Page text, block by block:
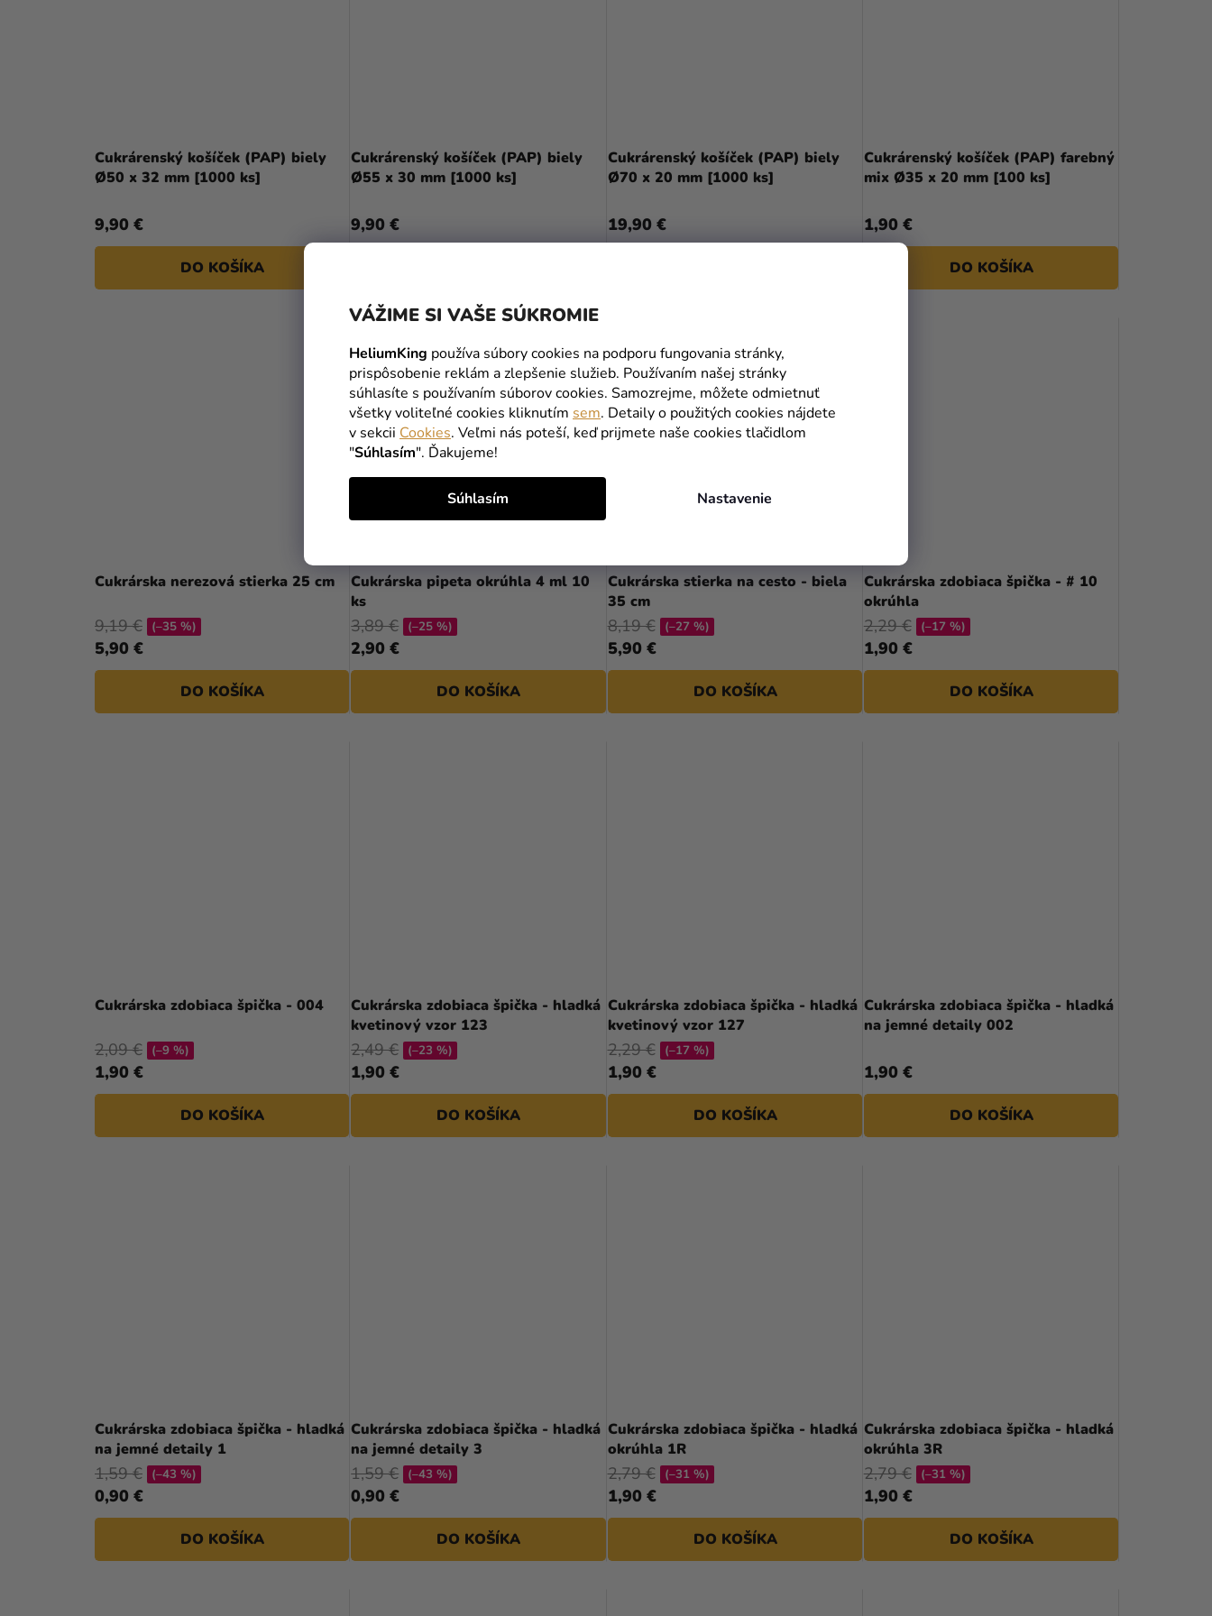
VÁŽIME SI VAŠE SÚKROMIE
HeliumKing používa súbory cookies na podporu fungovania stránky,
prispôsobenie reklám a zlepšenie služieb. Používaním našej stránky
súhlasíte s používaním súborov cookies. Samozrejme, môžete odmietnuť
všetky voliteľné cookies kliknutím sem. Detaily o použitých cookies nájdete
v sekcii Cookies. Veľmi nás poteší, keď prijmete naše cookies tlačidlom
"Súhlasím". Ďakujeme!
Nastavenie
Súhlasím
Cukrárenský košíček (PAP) biely
Ø50 x 32 mm [1000 ks]
9,90 €
DO KOŠÍKA
Cukrárenský košíček (PAP) biely
Ø55 x 30 mm [1000 ks]
9,90 €
Cukrárenský košíček (PAP) biely
Ø70 x 20 mm [1000 ks]
19,90 €
Cukrárenský košíček (PAP) farebný
mix Ø35 x 20 mm [100 ks]
1,90 €
DO KOŠÍKA
Cukrárska nerezová stierka 25 cm
5,90 €
9,19 € (–35 %)
DO KOŠÍKA
Cukrárska pipeta okrúhla 4 ml 10
ks
2,90 €
3,89 € (–25 %)
DO KOŠÍKA
Cukrárska stierka na cesto - biela
35 cm
5,90 €
8,19 € (–27 %)
DO KOŠÍKA
Cukrárska zdobiaca špička - # 10
okrúhla
1,90 €
2,29 € (–17 %)
DO KOŠÍKA
Cukrárska zdobiaca špička - 004
1,90 €
2,09 € (–9 %)
DO KOŠÍKA
Cukrárska zdobiaca špička - hladká
kvetinový vzor 123
1,90 €
2,49 € (–23 %)
DO KOŠÍKA
Cukrárska zdobiaca špička - hladká
kvetinový vzor 127
1,90 €
2,29 € (–17 %)
DO KOŠÍKA
Cukrárska zdobiaca špička - hladká
na jemné detaily 002
1,90 €
DO KOŠÍKA
Cukrárska zdobiaca špička - hladká
na jemné detaily 1
0,90 €
1,59 € (–43 %)
DO KOŠÍKA
Cukrárska zdobiaca špička - hladká
na jemné detaily 3
0,90 €
1,59 € (–43 %)
DO KOŠÍKA
Cukrárska zdobiaca špička - hladká
okrúhla 1R
1,90 €
2,79 € (–31 %)
DO KOŠÍKA
Cukrárska zdobiaca špička - hladká
okrúhla 3R
1,90 €
2,79 € (–31 %)
DO KOŠÍKA